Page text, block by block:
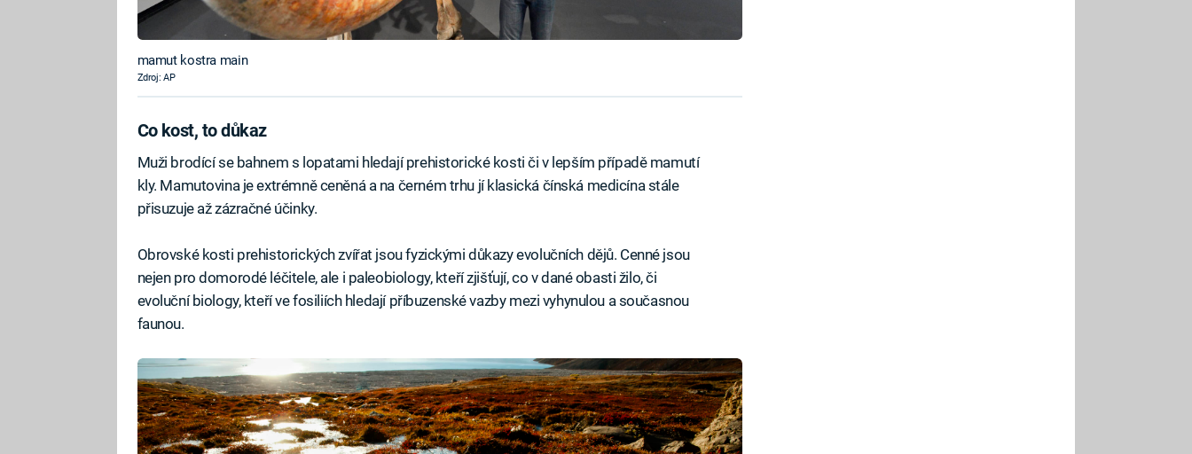
mamut kostra main
Zdroj: AP
Co kost, to důkaz
Muži brodící se bahnem s lopatami hledají prehistorické kosti či v lepším případě mamutí
kly. Mamutovina je extrémně ceněná a na černém trhu jí klasická čínská medicína stále
přisuzuje až zázračné účinky.
Obrovské kosti prehistorických zvířat jsou fyzickými důkazy evolučních dějů. Cenné jsou
nejen pro domorodé léčitele, ale i paleobiology, kteří zjišťují, co v dané obasti žilo, či
evoluční biology, kteří ve fosiliích hledají příbuzenské vazby mezi vyhynulou a současnou
faunou.